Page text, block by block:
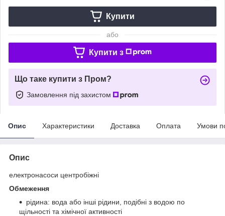
Купити
або
Купити з
Що таке купити з Пром?
Замовлення під захистом
Опис Характеристики Доставка Оплата Умови
Опис
електронасоси центробіжні
Обмеження
рідина: вода або інші рідини, подібні з водою по
щільності та хімічної активності